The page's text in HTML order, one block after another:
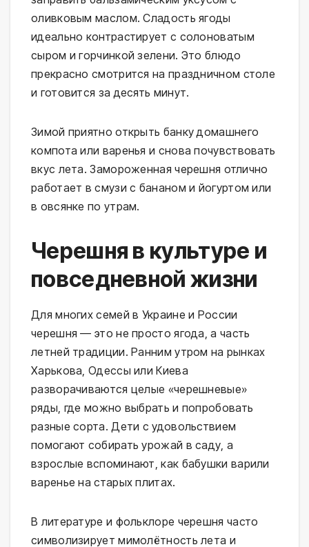
оливковым маслом. Сладость ягоды
идеально контрастирует с солоноватым
сыром и горчинкой зелени. Это блюдо
прекрасно смотрится на праздничном столе
и готовится за десять минут.
Зимой приятно открыть банку домашнего
компота или варенья и снова почувствовать
вкус лета. Замороженная черешня отлично
работает в смузи с бананом и йогуртом или
в овсянке по утрам.
Черешня в культуре и
повседневной жизни
Для многих семей в Украине и России
черешня — это не просто ягода, а часть
летней традиции. Ранним утром на рынках
Харькова, Одессы или Киева
разворачиваются целые «черешневые»
ряды, где можно выбрать и попробовать
разные сорта. Дети с удовольствием
помогают собирать урожай в саду, а
взрослые вспоминают, как бабушки варили
варенье на старых плитах.
В литературе и фольклоре черешня часто
символизирует мимолётность лета и